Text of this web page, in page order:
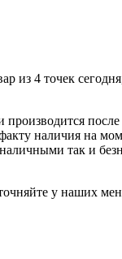
из 4 точек
производится
наличия на
так и
у наших